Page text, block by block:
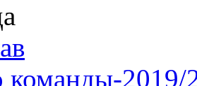
команды-2019/